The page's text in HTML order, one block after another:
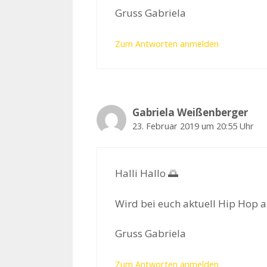
Gruss Gabriela
Zum Antworten anmelden
Gabriela Weißenberger
23. Februar 2019 um 20:55 Uhr
Halli Hallo 🌅
Wird bei euch aktuell Hip Hop
Gruss Gabriela
Zum Antworten anmelden